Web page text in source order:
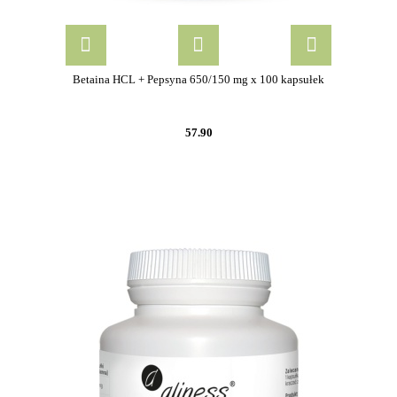
Betaina HCL + Pepsyna 650/150 mg x 100 kapsułek
57.90